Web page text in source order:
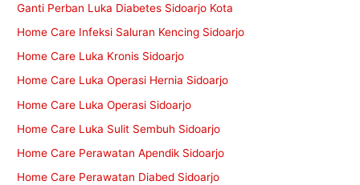
Ganti Perban Luka Diabetes Sidoarjo Kota
Home Care Infeksi Saluran Kencing Sidoarjo
Home Care Luka Kronis Sidoarjo
Home Care Luka Operasi Hernia Sidoarjo
Home Care Luka Operasi Sidoarjo
Home Care Luka Sulit Sembuh Sidoarjo
Home Care Perawatan Apendik Sidoarjo
Home Care Perawatan Diabed Sidoarjo